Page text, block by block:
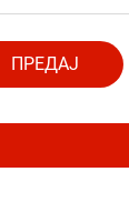
ПРЕДАЈ